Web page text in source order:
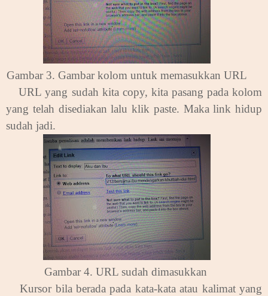
Gambar 3. Gambar kolom untuk memasukkan URL
URL yang sudah kita copy, kita pasang pada kolom
yang telah disediakan lalu klik paste. Maka link hidup
sudah jadi.
Gambar 4. URL sudah dimasukkan
Kursor bila berada pada kata-kata atau kalimat yang